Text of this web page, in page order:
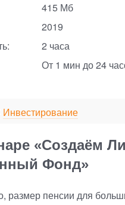
415 Мб
2019
2 часа
От 1 мин до 24
Инвестирование
«Создаём
Фонд»
размер пенсии для